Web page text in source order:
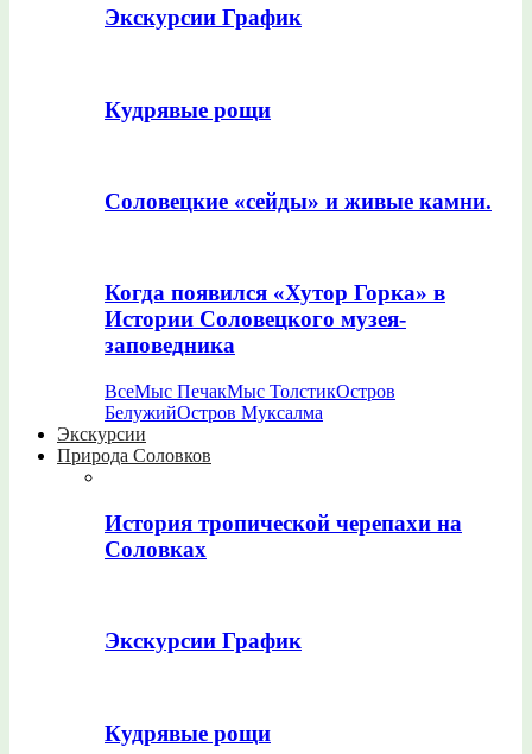
Экскурсии График
Кудрявые рощи
Соловецкие «сейды» и живые камни.
Когда появился «Хутор Горка» в
Истории Соловецкого музея-
заповедника
ВсеМыс ПечакМыс ТолстикОстров
БелужийОстров Муксалма
Экскурсии
Природа Соловков
История тропической черепахи на
Соловках
Экскурсии График
Кудрявые рощи